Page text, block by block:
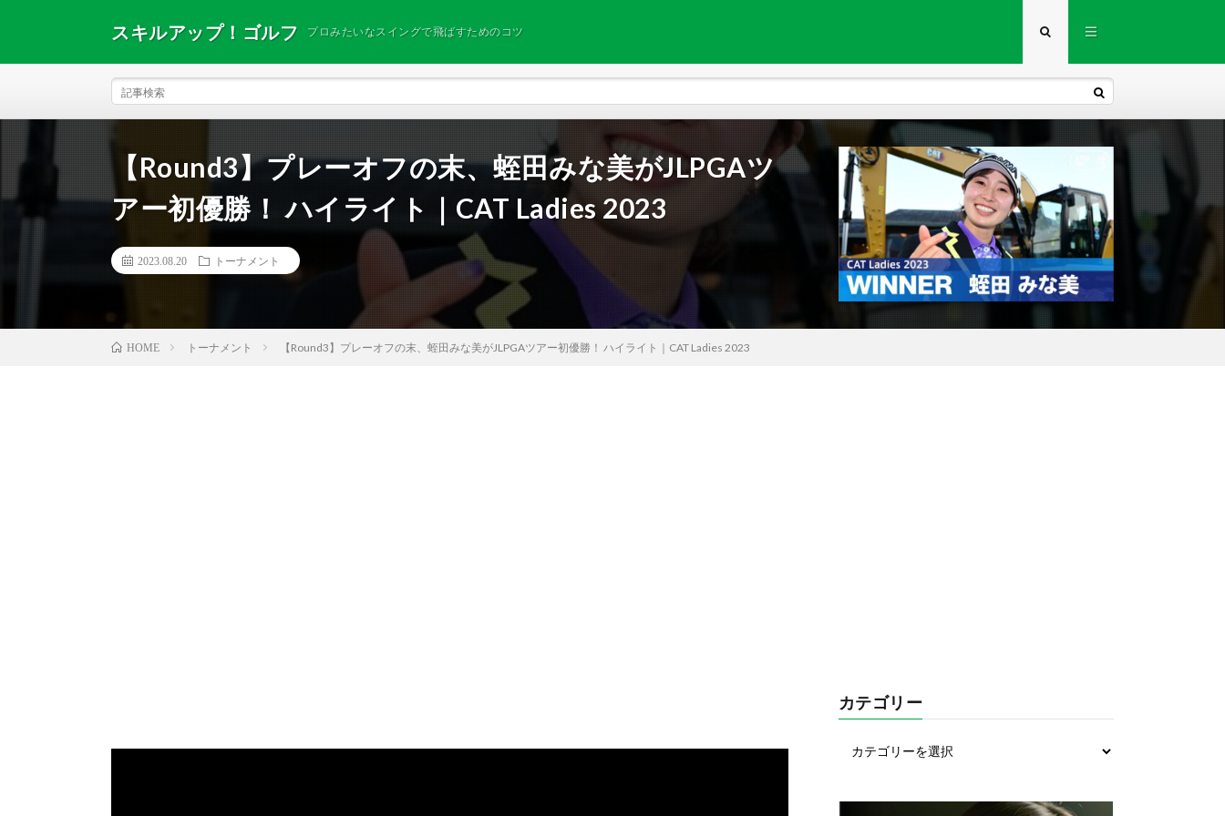
スキルアップ！ゴルフ プロみたいなスイングで飛ばすためのコツ
【Round3】プレーオフの末、蛭田みな美がJLPGAツ
アー初優勝！ ハイライト｜CAT Ladies 2023
2023.08.20 トーナメント
HOME トーナメント 【Round3】プレーオフの末、蛭田みな美がJLPGAツアー初優勝！ ハイライト｜CAT Ladies 2023
カテゴリー